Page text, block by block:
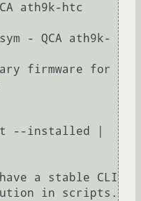
ath9k-htc
- QCA ath9k-
firmware for
--installed |
have a stable CLI
in scripts.